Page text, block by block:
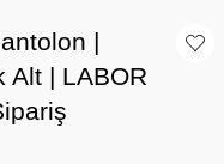
|
Alt | LABOR